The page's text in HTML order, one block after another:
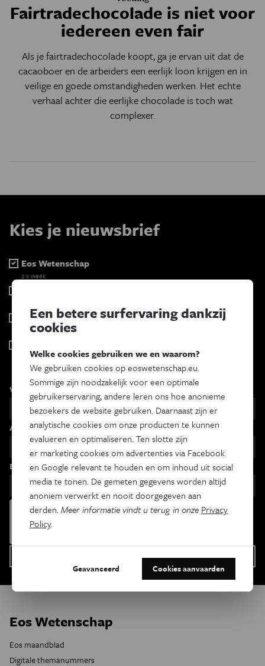
Fairtradechocolade is niet voor
iedereen even fair
Als je fairtradechocolade koopt, ga je ervan uit dat de
cacaoboer en de arbeiders een eerlijk loon krijgen en in
veilige en goede omstandigheden werken. Het echte
verhaal achter die eerlijke chocolade is toch wat
complexer.
Kies je nieuwsbrief
Eos Wetenschap
2 x week
Psyche & brein
Tweewekelijks
Maandelijks
Voornaam
Achternaam
Email
Eos Wetenschap
Eos maandblad
Digitale themanummers
Een betere surfervaring dankzij
cookies
Welke cookies gebruiken we en waarom?
We gebruiken cookies op eoswetenschap.eu.
Sommige zijn noodzakelijk voor een optimale
gebruikerservaring, andere leren ons hoe anonieme
bezoekers de website gebruiken. Daarnaast zijn er
analytische cookies om onze producten te kunnen
evalueren en optimaliseren. Ten slotte zijn
er marketing cookies om advertenties via Facebook
en Google relevant te houden en om inhoud uit social
media te tonen. De gemeten gegevens worden altijd
anoniem verwerkt en nooit doorgegeven aan
derden.Meer informatie vindt u terug in onze Privacy
Policy.
Geavanceerd Cookies aanvaarden